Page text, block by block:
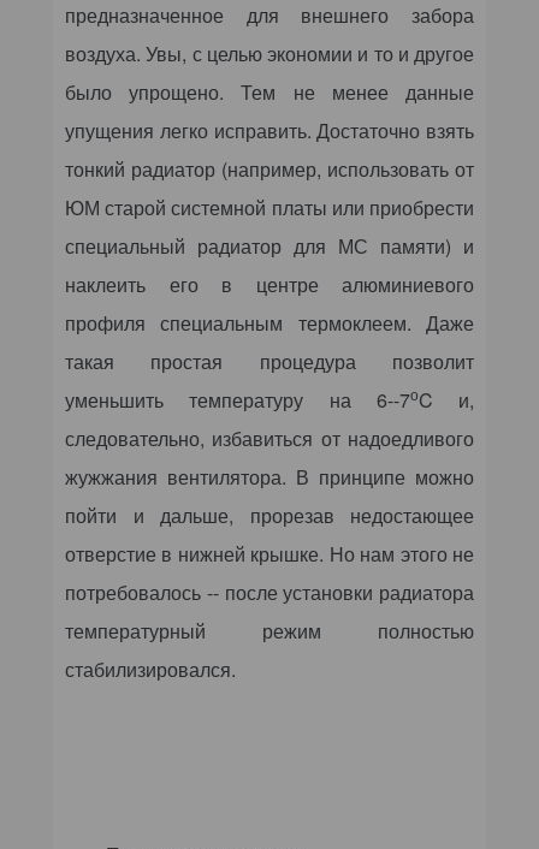
предназначенное для внешнего забора
воздуха. Увы, с целью экономии и то и другое
было упрощено. Тем не менее данные
упущения легко исправить. Достаточно взять
тонкий радиатор (например, использовать от
ЮМ старой системной платы или приобрести
специальный радиатор для МС памяти) и
наклеить его в центре алюминиевого
профиля специальным термоклеем. Даже
такая простая процедура позволит
уменьшить температуру на 6--7оC и,
следовательно, избавиться от надоедливого
жужжания вентилятора. В принципе можно
пойти и дальше, прорезав недостающее
отверстие в нижней крышке. Но нам этого не
потребовалось -- после установки радиатора
температурный режим полностью
стабилизировался.